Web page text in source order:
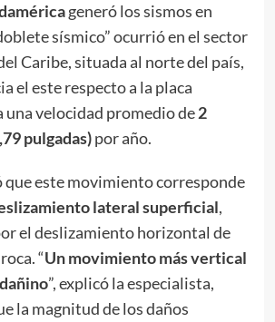
generó los sismos en
sísmico” ocurrió en el sector
Caribe, situada al norte del país,
el este respecto a la placa
una velocidad promedio de2
pulgadas)por año.
este movimiento corresponde
lateral superficial,
el deslizamiento horizontal de
“Un movimiento más vertical
”, explicó la especialista,
la magnitud de los daños